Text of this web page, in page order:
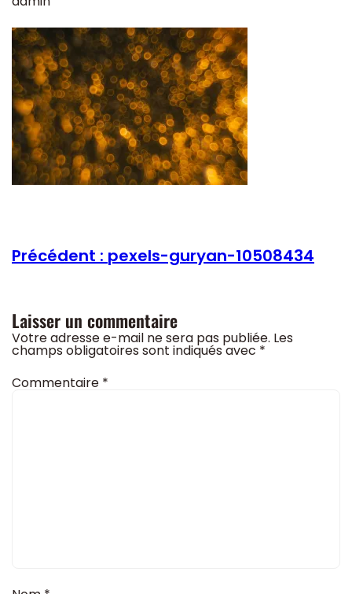
Précédent : pexels-guryan-10508434
Laisser un commentaire
Votre adresse e-mail ne sera pas publiée. Les
champs obligatoires sont indiqués avec *
Commentaire *